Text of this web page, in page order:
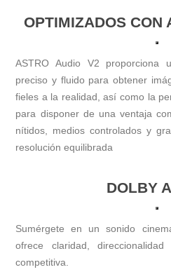
OPTIMIZADOS CON
ASTRO Audio V2 proporciona
preciso y fluido para obtener
fieles a la realidad, así como la
para disponer de una ventaja
nítidos, medios controlados y
resolución equilibrada
DOLBY
Sumérgete en un sonido
ofrece claridad,
competitiva.